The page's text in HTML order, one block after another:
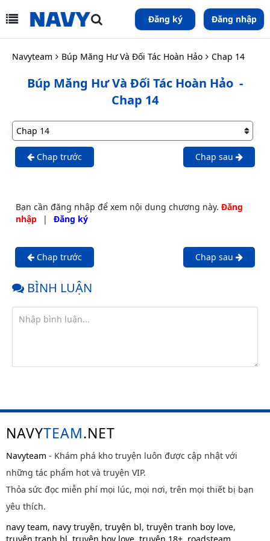
Đăng ký Đăng nhập
Navyteam Búp Măng Hư Và Đối Tác Hoàn Hảo Chap 14
Búp Măng Hư Và Đối Tác Hoàn Hảo -
Chap 14
Chap trước Chap sau
Bạn cần đăng nhập để xem nội dung chương này. Đăng
nhập
| Đăng ký
Chap trước Chap sau
BÌNH LUẬN
NAVYTEAM.NET
Navyteam - Khám phá kho truyện luôn được cập nhật với
những tác phẩm hot và truyện VIP.
Thỏa sức đọc miễn phí mọi lúc, mọi nơi, trên mọi thiết bị bạn
yêu thích.
navy team, navy truyện, truyện bl, truyện tranh boy love,